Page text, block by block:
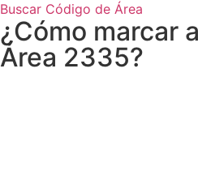
Buscar Código de Área
¿Cómo marcar
Área 2335?